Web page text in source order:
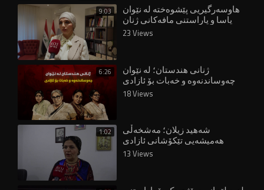
9:03 هاوسەرگیریی پێشوەختە لە نێوان
یاسا و پاراستنی مافەکانی ژنان
23 Views
6:26 ژنانی هندستان؛ لە نێوان
چەوساندنەوە و خەبات بۆ ئازادی
18 Views
1:02 شەهید زیلان؛ مەشخەڵی
هەمیشەیی تێکۆشانی ئازادی
13 Views